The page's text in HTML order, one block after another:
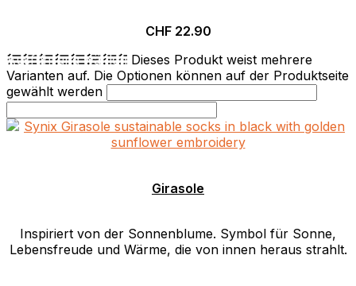
CHF22.90
Ausführung wählen Dieses Produkt weist mehrere
Varianten auf. Die Optionen können auf der Produktseite
gewählt werden
Girasole
Inspiriert von der Sonnenblume. Symbol für Sonne,
Lebensfreude und Wärme, die von innen heraus strahlt.